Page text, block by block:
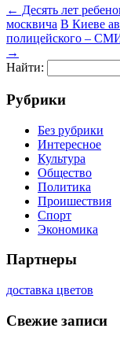
← Десять лет
москвича В Киеве
полицейского –
→
Найти:
Рубрики
Без рубрики
Интересное
Культура
Общество
Политика
Проишествия
Спорт
Экономика
Партнеры
доставка цветов
Свежие записи